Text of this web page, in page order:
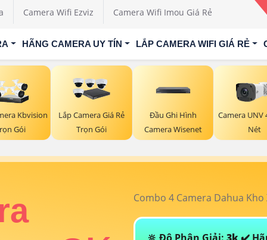
Camera Wifi Ezviz Camera Wifi Imou Giá Rẻ
HÃNG CAMERA UY TÍN LẮP CAMERA WIFI GIÁ RẺ
Kbvision
Gói
Lắp Camera Giá Rẻ
Trọn Gói
Đầu Ghi Hình
Camera Wisenet
Camera UNV
Nét
Combo 4 Camera Dahua